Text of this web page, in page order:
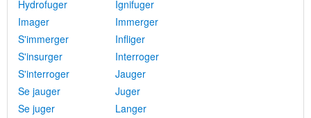
Hydrofuger
Ignifuger
Imager
Immerger
S'immerger
Infliger
S'insurger
Interroger
S'interroger
Jauger
Se jauger
Juger
Se juger
Langer